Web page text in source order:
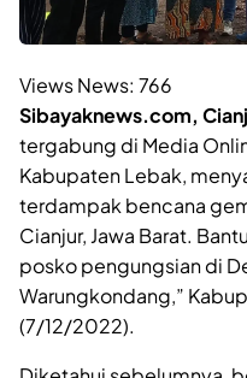
Views News: 766
Sibayaknews.com,
tergabung di Media
Kabupaten Lebak,
terdampak bencana
Cianjur, Jawa Barat.
posko pengungsian di
Warungkondang,”
(7/12/2022).